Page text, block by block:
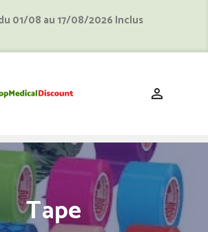
01/08 au 17/08/2026 Inclus

Tape